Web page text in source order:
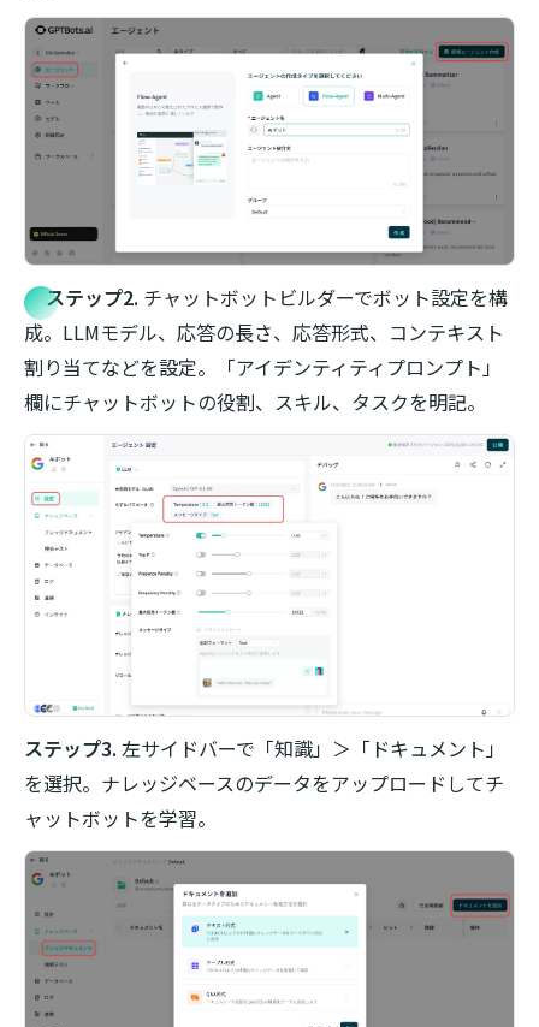
ステップ2. チャットボットビルダーでボット設定を構
成。LLMモデル、応答の長さ、応答形式、コンテキスト
割り当てなどを設定。「アイデンティティプロンプト」
欄にチャットボットの役割、スキル、タスクを明記。
ステップ3. 左サイドバーで「知識」＞「ドキュメント」
を選択。ナレッジベースのデータをアップロードしてチ
ャットボットを学習。